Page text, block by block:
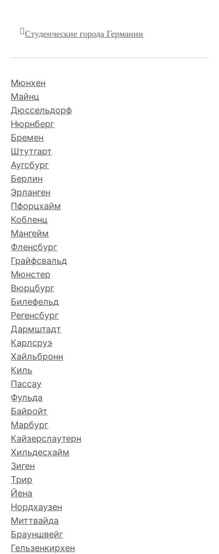
Студенческие города Германии
Мюнхен
Майнц
Дюссельдорф
Нюрнберг
Бремен
Штутгарт
Аугсбург
Берлин
Эрланген
Пфорцхайм
Кобленц
Мангейм
Фленсбург
Грайфсвальд
Мюнстер
Вюрцбург
Билефельд
Регенсбург
Дармштадт
Карлсруэ
Хайльбронн
Киль
Пассау
Фульда
Байройт
Марбург
Кайзерслаутерн
Хильдесхайм
Зиген
Трир
Йена
Нордхаузен
Миттвайда
Брауншвейг
Гельзенкирхен